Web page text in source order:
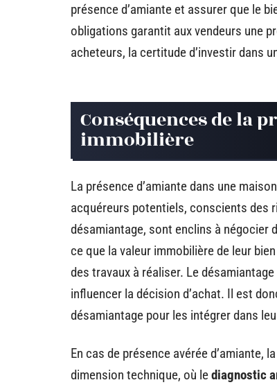
présence d’amiante et assurer que le
obligations garantit aux vendeurs une
acheteurs, la certitude d’investir dans
Conséquences de la
immobilière
La présence d’amiante dans une
acquéreurs potentiels, conscients des
désamiantage, sont enclins à négocier
ce que la valeur immobilière de leur
des travaux à réaliser. Le
influencer la décision d’achat. Il est
désamiantage pour les intégrer dans
En cas de présence avérée
dimension technique, où lediagnostic